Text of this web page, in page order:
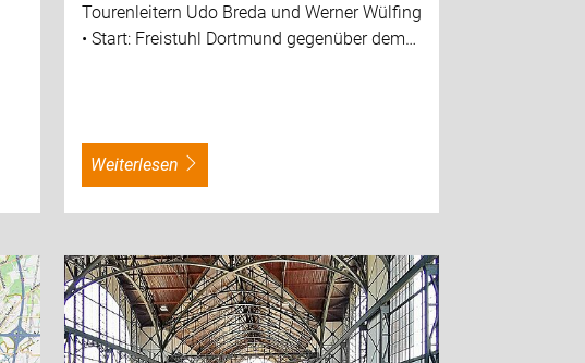
Tourenleitern Udo Breda und Werner Wülfing
• Start: Freistuhl Dortmund gegenüber dem…
weiterlesen